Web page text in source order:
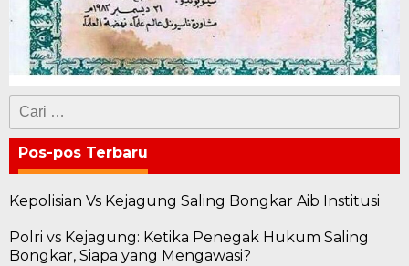
Cari
untuk:
Pos-pos Terbaru
Kepolisian Vs Kejagung Saling Bongkar Aib Institusi
Polri vs Kejagung: Ketika Penegak Hukum Saling
Bongkar, Siapa yang Mengawasi?